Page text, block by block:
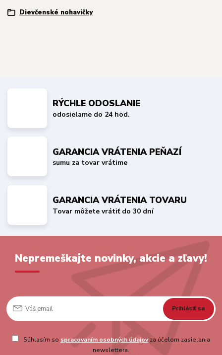
Dievčenské nohavičky
RÝCHLE ODOSLANIE
odosielame do 24 hod.
GARANCIA VRÁTENIA PEŇAZÍ
sumu za tovar vrátime
GARANCIA VRÁTENIA TOVARU
Tovar môžete vrátiť do 30 dní
Nepremeškajte novinky, akcie a zľavy!
Prihlásiť sa
Súhlasím so spracovaním osobných údajovza účelom zasielania
newslettera.